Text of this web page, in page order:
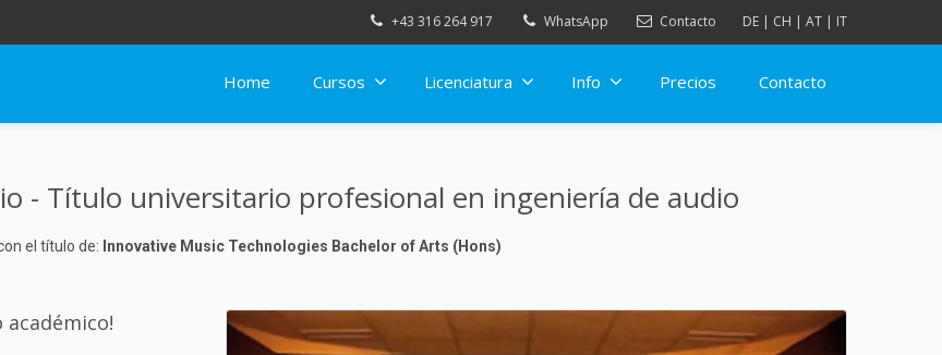
+43 316 264 917 WhatsApp Contacto DE | CH | AT | IT
Home Cursos Licenciatura Info Precios Contacto
- Título universitario profesional en ingeniería de audio
el título de: Innovative Music Technologies Bachelor of Arts (Hons)